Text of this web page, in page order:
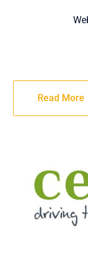
Read More